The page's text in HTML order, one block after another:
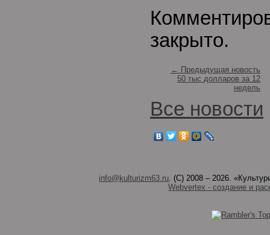
закрыто.
← Предыдущая новость
50 тыс долларов за 12
недель
Все новости
info@kulturizm63.ru. (C) 2008 – 2026.
Webvertex - создание и